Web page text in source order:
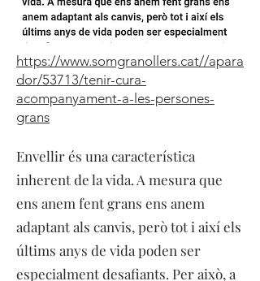
https://www.somgranollers.cat//apara
dor/53713/tenir-cura-
acompanyament-a-les-persones-
grans
Envellir és una característica
inherent de la vida. A mesura que
ens anem fent grans ens anem
adaptant als canvis, però tot i així els
últims anys de vida poden ser
especialment desafiants. Per això, a